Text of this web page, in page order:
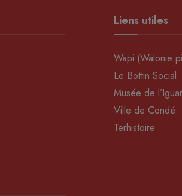
Liens utiles
Wapi (Walonie
Le Bottin Social
Musée de
Ville de Condé
Terhistoire